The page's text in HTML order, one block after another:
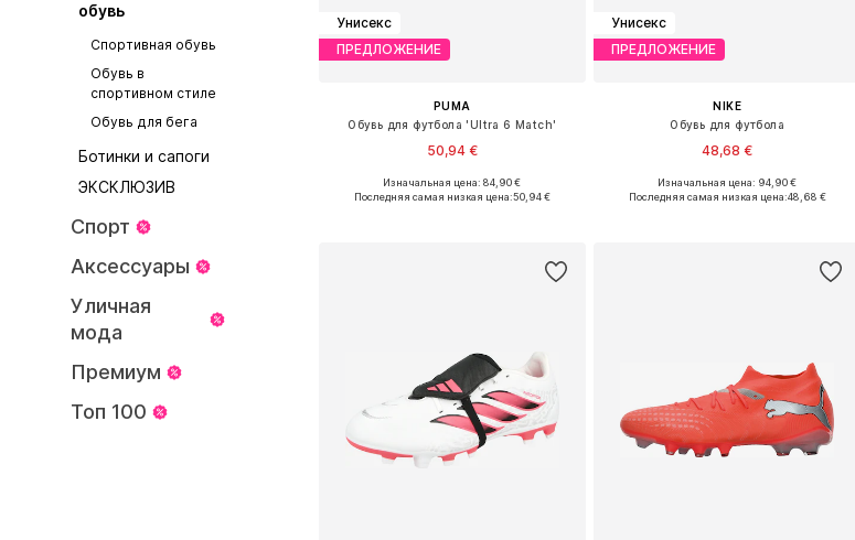
обувь
Спортивная обувь
Обувь в
спортивном стиле
Обувь для бега
Ботинки и сапоги
ЭКСКЛЮЗИВ
Спорт
Аксессуары
Уличная
мода
Премиум
Топ 100
Унисекс
ПРЕДЛОЖЕНИЕ
PUMA
Обувь для футбола 'Ultra 6 Match'
50,94 €
Доступно множество размеров
Изначальная цена: 84,90 €
Последняя самая низкая цена:50,94 €
Унисекс
ПРЕДЛОЖЕНИЕ
NIKE
Обувь для футбола
48,68 €
Доступно множество размеров
Изначальная цена: 94,90 €
Последняя самая низкая цена:48,68 €